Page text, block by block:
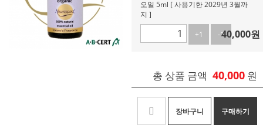
오일 5ml [ 사용기한 2029년 3월까
지 ]
+1
-140,000원
총 상품 금액 40,000 원
장바구니 구매하기